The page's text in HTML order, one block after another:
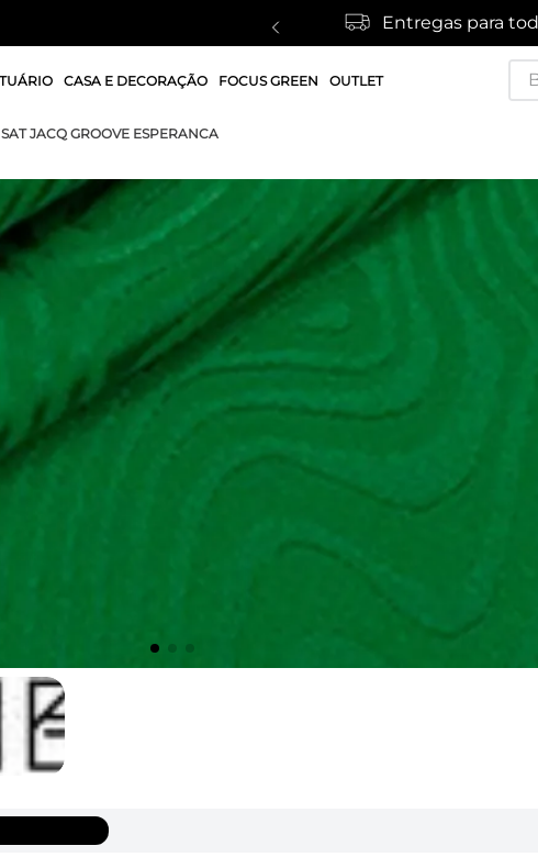
Entregas para
CASA E DECORAÇÃO FOCUS GREEN OUTLET
SAT JACQ GROOVE ESPERANCA